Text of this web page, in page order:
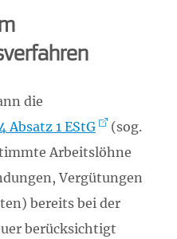
die
Absatz 1 EStG
(sog.
Arbeitslöhne
Vergütungen
bereits bei der
berücksichtigt